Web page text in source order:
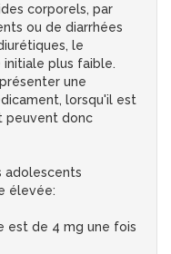
corporels, par
ou de diarrhées
le
plus faible.
une
lorsqu'il est
peuvent donc
adolescents
élevée:
est de 4 mg une fois